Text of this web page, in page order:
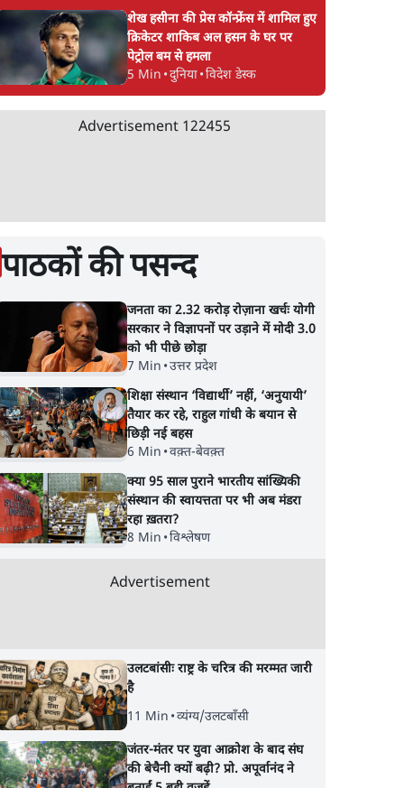
शेख हसीना की प्रेस कॉन्फ्रेंस में शामिल हुए
क्रिकेटर शाकिब अल हसन के घर पर
पेट्रोल बम से हमला
5 Min •दुनिया•विदेश डेस्क
Advertisement 122455
पाठकों की पसन्द
जनता का 2.32 करोड़ रोज़ाना खर्चः योगी
सरकार ने विज्ञापनों पर उड़ाने में मोदी 3.0
को भी पीछे छोड़ा
7 Min •उत्तर प्रदेश
शिक्षा संस्थान ‘विद्यार्थी’ नहीं, ‘अनुयायी’
तैयार कर रहे, राहुल गांधी के बयान से
छिड़ी नई बहस
6 Min •वक़्त-बेवक़्त
क्या 95 साल पुराने भारतीय सांख्यिकी
संस्थान की स्वायत्तता पर भी अब मंडरा
रहा ख़तरा?
8 Min •विश्लेषण
Advertisement
उलटबांसीः राष्ट्र के चरित्र की मरम्मत जारी
है
11 Min •व्यंग्य/उलटबाँसी
जंतर-मंतर पर युवा आक्रोश के बाद संघ
की बेचैनी क्यों बढ़ी? प्रो. अपूर्वानंद ने